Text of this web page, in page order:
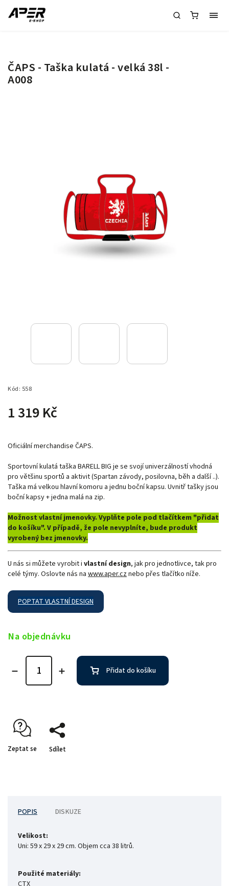
ČAPS - Taška kulatá - velká 38l -
A008
Kód: 558
1 319 Kč
Oficiální merchandise ČAPS.
Sportovní kulatá taška BARELL BIG je se svojí univerzálností vhodná
pro většinu sportů a aktivit (Spartan závody, posilovna, běh a další ..).
Taška má velkou hlavní komoru a jednu boční kapsu. Uvnitř tašky jsou
boční kapsy + jedna malá na zip.
Možnost vlastní jmenovky. Vyplňte pole pod tlačítkem "přidat
do košíku". V případě, že pole nevyplníte, bude produkt
vyrobený bez jmenovky.
U nás si můžete vyrobit i vlastní design, jak pro jednotlivce, tak pro
celé týmy. Oslovte nás na www.aper.cznebo přes tlačítko níže.
POPTAT VLASTNÍ DESIGN
Na objednávku
Přidat do košíku
Zeptat se Sdílet
POPIS DISKUZE
Velikost:
Uni: 59 x 29 x 29 cm. Objem cca 38 litrů.
Použité materiály:
CTX